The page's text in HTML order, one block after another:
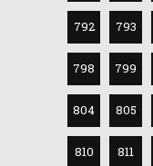
792 793
798 799
804 805
810 811